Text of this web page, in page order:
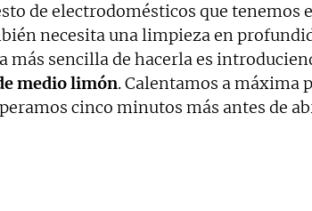
de electrodomésticos que tenemos
necesita una limpieza en
más sencilla de hacerla es
medio limón. Calentamos a máxima
cinco minutos más antes de